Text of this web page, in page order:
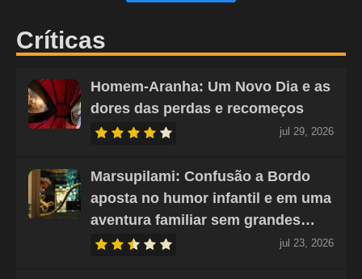
Críticas
Homem-Aranha: Um Novo Dia e as
dores das perdas e recomeços
jul 29, 2026
Marsupilami: Confusão a Bordo
aposta no humor infantil e em uma
aventura familiar sem grandes…
jul 23, 2026